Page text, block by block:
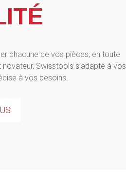
chacune de vos pièces, en toute
Swisstools s’adapte à vos
à vos besoins.